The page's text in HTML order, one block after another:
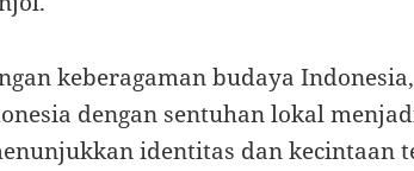
keberagaman budaya
dengan sentuhan lokal
identitas dan kecintaan